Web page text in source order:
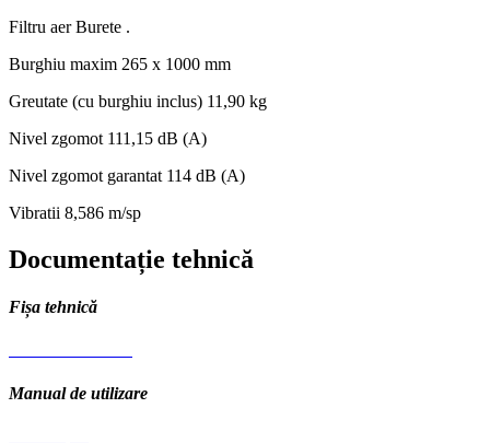
Filtru aerBurete .
Burghiu maxim 265 x 1000 mm
Greutate (cu burghiu inclus) 11,90 kg
Nivel zgomot 111,15 dB (A)
Nivel zgomot garantat 114 dB (A)
Vibratii 8,586 m/sp
Documentație tehnică
Fișa tehnică
Manual de utilizare